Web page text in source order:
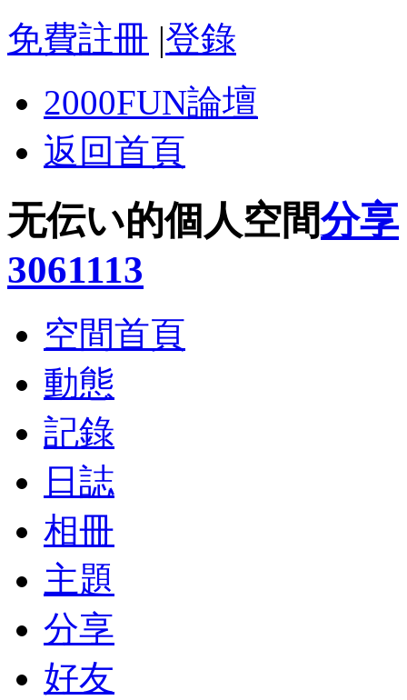
免費註冊 |登錄
2000FUN論壇
返回首頁
无伝い的個人空間分享
3061113
空間首頁
動態
記錄
日誌
相冊
主題
分享
好友